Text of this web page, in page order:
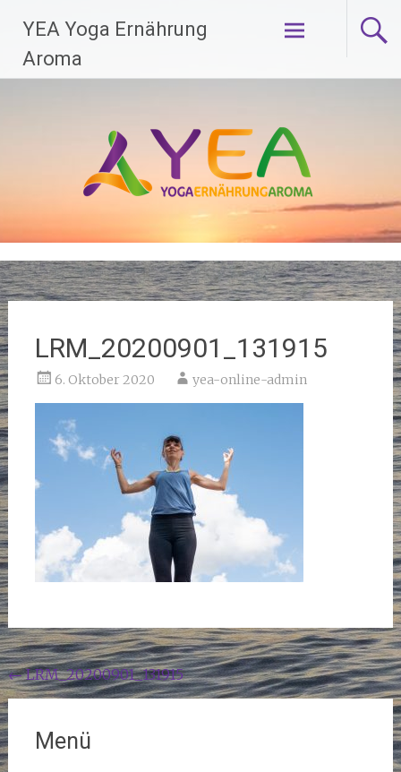
Inhalt
springen
YEA Yoga Ernährung
Aroma
LRM_20200901_131915
6. Oktober 2020 yea-online-admin
Beitragsnavigation
←LRM_20200901_131915
Menü